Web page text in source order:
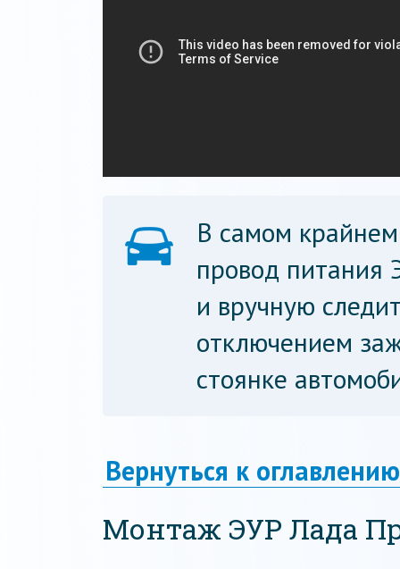
В самом крайнем
провод питания
и вручную
отключением
стоянке
Вернуться к оглавлению
Монтаж ЭУР Лада